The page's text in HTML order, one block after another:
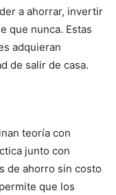
a ahorrar, invertir
que nunca. Estas
adquieran
de salir de casa.
teoría con
junto con
de ahorro sin costo
que los